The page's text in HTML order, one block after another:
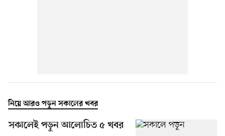
নিয়ে আরও পড়ুন সকালের খবর
সকালেই পড়ুন আলোচিত ৫ খবর